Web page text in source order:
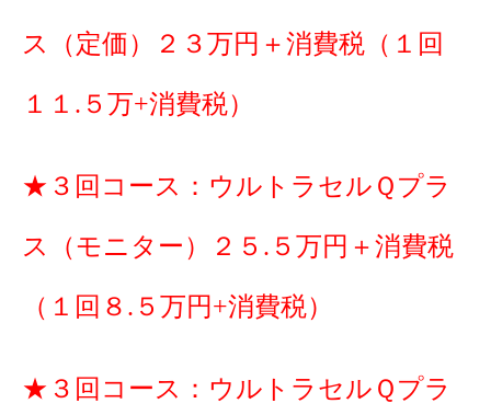
ス（定価）２３万円＋消費税（１回
１１.５万+消費税）
★３回コース：ウルトラセルＱプラ
ス（モニター）２５.５万円＋消費税
（１回８.５万円+消費税）
★３回コース：ウルトラセルＱプラ